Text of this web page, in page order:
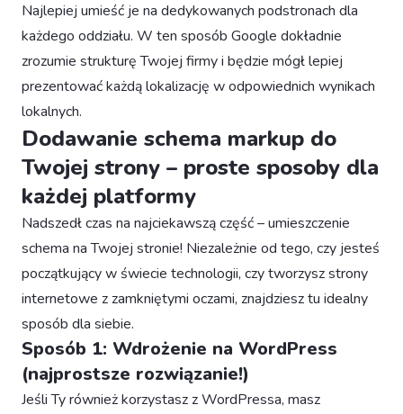
Najlepiej umieść je na dedykowanych podstronach dla
każdego oddziału. W ten sposób Google dokładnie
zrozumie strukturę Twojej firmy i będzie mógł lepiej
prezentować każdą lokalizację w odpowiednich wynikach
lokalnych.
Dodawanie schema markup do
Twojej strony – proste sposoby dla
każdej platformy
Nadszedł czas na najciekawszą część – umieszczenie
schema na Twojej stronie! Niezależnie od tego, czy jesteś
początkujący w świecie technologii, czy tworzysz strony
internetowe z zamkniętymi oczami, znajdziesz tu idealny
sposób dla siebie.
Sposób 1: Wdrożenie na WordPress
(najprostsze rozwiązanie!)
Jeśli Ty również korzystasz z WordPressa, masz